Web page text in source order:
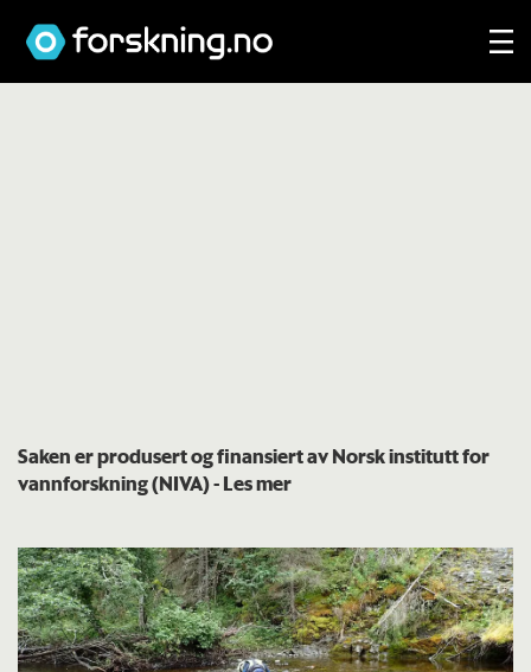
Saken er produsert og finansiert av Norsk institutt for
vannforskning (NIVA)- Les mer